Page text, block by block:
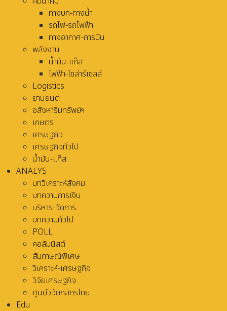
ทางบก-ทางน้ำ
รถไฟ-รถไฟฟ้า
ทางอากาศ-การบิน
พลังงาน
น้ำมัน-แก๊ส
ไฟฟ้า-โซล่าร์เซลล์
Logistics
ยานยนต์
อสังหาริมทรัพย์ฯ
เกษตร
เศรษฐกิจ
เศรษฐกิจทั่วไป
น้ำมัน-แก๊ส
ANALYS
บทวิเคราะห์สังคม
บทความการเงิน
บริหาร-จัดการ
บทความทั่วไป
POLL
คอลัมนิสต์
สัมภาษณ์พิเศษ
วิเคราะห์-เศรษฐกิจ
วิจัยเศรษฐกิจ
ศูนย์วิจัยกสิกรไทย
Edu